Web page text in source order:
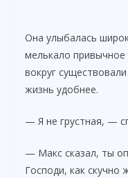
Она улыбалась
мелькало привычное
вокруг
жизнь удобнее.
— Я не грустная, —
— Макс сказал, ты
Господи, как скучно